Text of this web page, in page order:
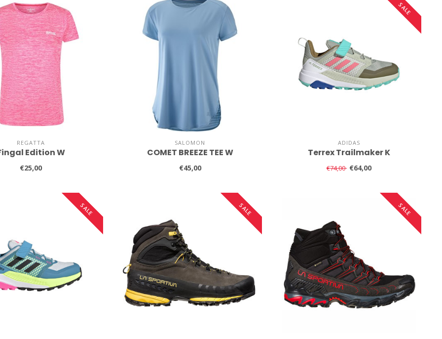
REGATTA
Edition W
€25,00
SALOMON
COMET BREEZE TEE W
€45,00
SALE
ADIDAS
Terrex Trailmaker K
€74,00 €64,00
SALE SALE SALE